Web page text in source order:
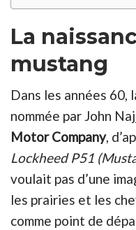
La
mustang
Dans les années 60,
nommée par John
Motor Company,
Lockheed P51
voulait pas d’une
les prairies et les
comme point de